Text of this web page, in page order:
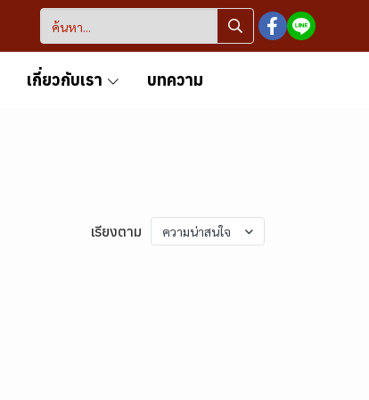
เกี่ยวกับเรา บทความ
เรียงตาม ความน่าสนใจ